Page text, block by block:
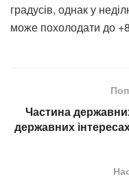
градусів, однак у
може похолодати до
Частина
державних